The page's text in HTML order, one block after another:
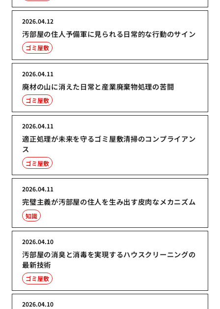
汚部屋の住人予備軍に見られる日常的な行動のサイン
2026.04.12
ゴミ屋敷
廃材の山に消えた日常と産業廃棄物処理の苦闘
2026.04.11
ゴミ屋敷
適正処理が未来を守るゴミ屋敷清掃のコンプライアン
ス
2026.04.11
ゴミ屋敷
完璧主義が汚部屋の住人を生み出す皮肉なメカニズム
2026.04.11
知識
汚部屋の消臭と消毒を実現するハウスクリーニングの
最新技術
2026.04.10
ゴミ屋敷
2026.04.10